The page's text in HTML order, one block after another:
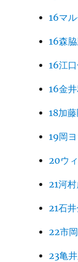
16マ
16森
16江
16金
18加
19岡
20ウ
21河
21石
22市
23亀